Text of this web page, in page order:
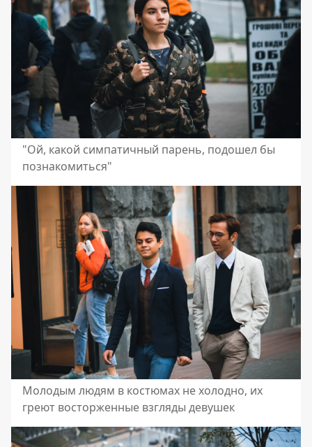
"Ой, какой симпатичный парень, подошел бы
познакомиться"
Молодым людям в костюмах не холодно, их
греют восторженные взгляды девушек